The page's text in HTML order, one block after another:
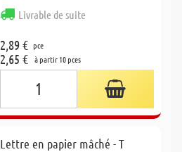
Livrable de suite
2,89 € pce
2,65 € à partir 10 pces
Lettre en papier mâché - T